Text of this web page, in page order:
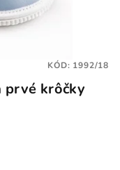
prvé krôčky
KÓD: 1992/18